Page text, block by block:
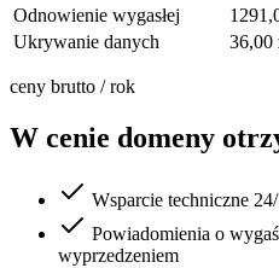
Odnowienie wygasłej
Ukrywanie danych
36,00
ceny brutto / rok
W cenie domeny
Wsparcie techniczne
Powiadomienia o
wyprzedzeniem